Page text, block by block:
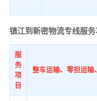
镇江到新密物流专线服务
服
务
项
目
整车运输、零担运输